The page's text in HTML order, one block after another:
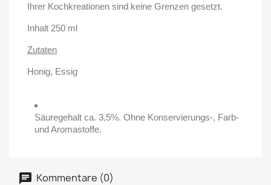
Ihrer Kochkreationen sind keine Grenzen gesetzt.
Inhalt 250 ml
Zutaten
Honig, Essig
Säuregehalt ca. 3,5%. Ohne Konservierungs-, Farb-
und Aromastoffe.
Kommentare (0)